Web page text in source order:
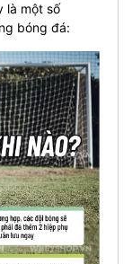
là một số
bóng đá: